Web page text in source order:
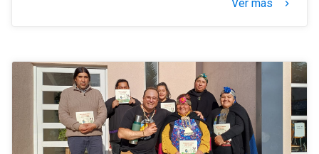
Ver más
keyboard_arrow_right